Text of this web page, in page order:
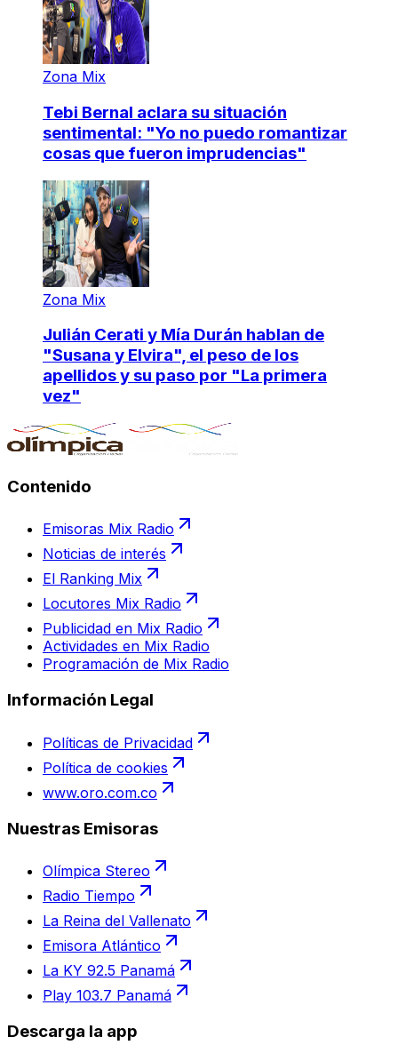
Zona Mix
Tebi Bernal aclara su situación
sentimental: "Yo no puedo romantizar
cosas que fueron imprudencias"
Zona Mix
Julián Cerati y Mía Durán hablan de
"Susana y Elvira", el peso de los
apellidos y su paso por "La primera
vez"
Contenido
Emisoras Mix Radio
Noticias de interés
El Ranking Mix
Locutores Mix Radio
Publicidad en Mix Radio
Actividades en Mix Radio
Programación de Mix Radio
Información Legal
Políticas de Privacidad
Política de cookies
www.oro.com.co
Nuestras Emisoras
Olímpica Stereo
Radio Tiempo
La Reina del Vallenato
Emisora Atlántico
La KY 92.5 Panamá
Play 103.7 Panamá
Descarga la app